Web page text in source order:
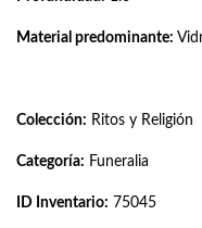
Material predominante:
Colección: Ritos y Religión
Categoría: Funeralia
ID Inventario: 75045